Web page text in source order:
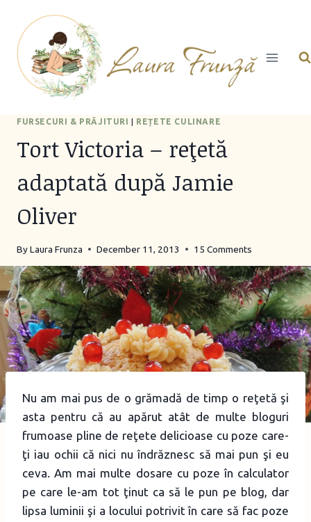
content
FURSECURI & PRĂJITURI | REȚETE CULINARE
Tort Victoria – reţetă
adaptată după Jamie
Oliver
ByLaura Frunza December 11, 2013 15 Comments
Nu am mai pus de o grămadă de timp o reţetă şi
asta pentru că au apărut atât de multe bloguri
frumoase pline de reţete delicioase cu poze care-
ţi iau ochii că nici nu îndrăznesc să mai pun şi eu
ceva. Am mai multe dosare cu poze în calculator
pe care le-am tot ţinut ca să le pun pe blog, dar
lipsa luminii şi a locului potrivit în care să fac poze